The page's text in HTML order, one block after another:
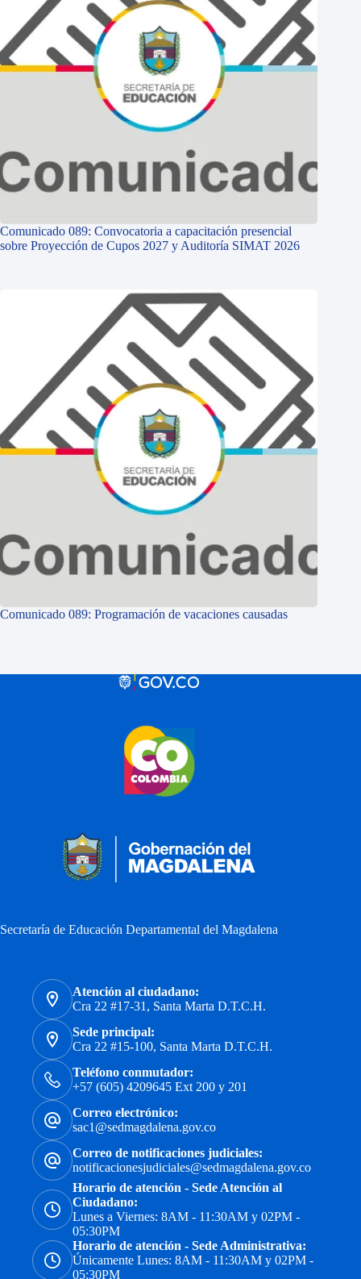
Comunicado 089: Convocatoria a capacitación presencial
sobre Proyección de Cupos 2027 y Auditoría SIMAT 2026
Comunicado 089: Programación de vacaciones causadas
Secretaría de Educación Departamental del Magdalena
Atención al ciudadano:
Cra 22 #17-31, Santa Marta D.T.C.H.
Sede principal:
Cra 22 #15-100, Santa Marta D.T.C.H.
Teléfono conmutador:
+57 (605) 4209645 Ext 200 y 201
Correo electrónico:
sac1@sedmagdalena.gov.co
Correo de notificaciones judiciales:
notificacionesjudiciales@sedmagdalena.gov.co
Horario de atención - Sede Atención al
Ciudadano:
Lunes a Viernes: 8AM - 11:30AM y 02PM -
05:30PM
Horario de atención - Sede Administrativa:
Únicamente Lunes: 8AM - 11:30AM y 02PM -
05:30PM